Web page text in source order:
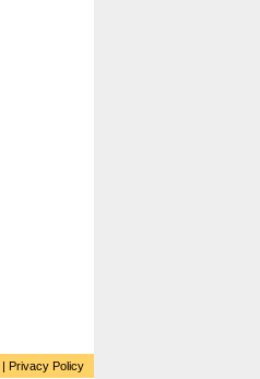
| Privacy Policy